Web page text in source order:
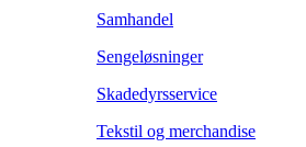
Samhandel
Sengeløsninger
Skadedyrsservice
Tekstil og merchandise